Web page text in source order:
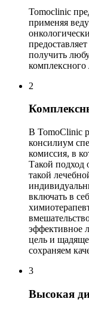
Tomoclinic
применяя
получить
комплексного
2
В TomoClinic
консилиум
комиссия, в
Такой подход
такой
включать в
эффективное
цель и
сохраняем
3
Высокая